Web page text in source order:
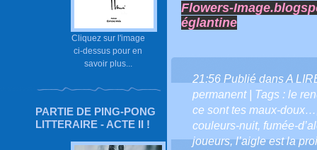
Cliquez sur l'image
ci-dessus pour en
savoir plus...
PARTIE DE PING-PONG
LITTERAIRE - ACTE II !
Flowers-
églantine
21:56 Publié dansA
permanent| Tags : le
ce sont tes maux-doux…
couleurs-nuit, fumée-
joueurs,l’aigle est la